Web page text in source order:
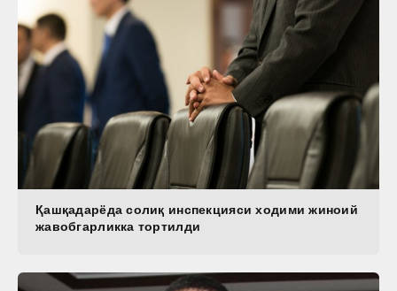
Қашқадарёда солиқ инспекцияси ходими жиноий
жавобгарликка тортилди